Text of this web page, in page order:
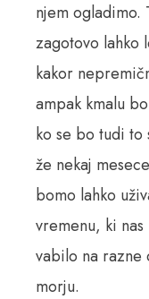
njem ogladimo.
zagotovo lahko
kakor
ampak kmalu
ko se bo tudi to
že nekaj
bomo lahko
vremenu, ki
vabilo na razne
morju.